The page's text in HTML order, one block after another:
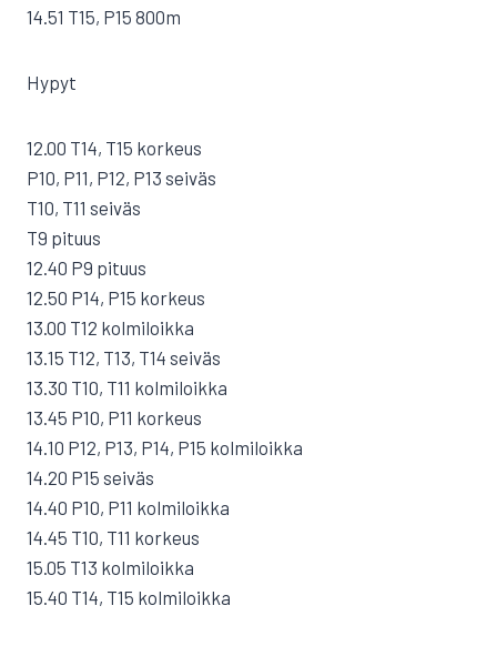
14.51 T15, P15 800m
Hypyt
12.00 T14, T15 korkeus
P10, P11, P12, P13 seiväs
T10, T11 seiväs
T9 pituus
12.40 P9 pituus
12.50 P14, P15 korkeus
13.00 T12 kolmiloikka
13.15 T12, T13, T14 seiväs
13.30 T10, T11 kolmiloikka
13.45 P10, P11 korkeus
14.10 P12, P13, P14, P15 kolmiloikka
14.20 P15 seiväs
14.40 P10, P11 kolmiloikka
14.45 T10, T11 korkeus
15.05 T13 kolmiloikka
15.40 T14, T15 kolmiloikka